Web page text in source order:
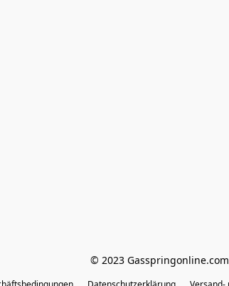
© 2023 Gasspringonline.com